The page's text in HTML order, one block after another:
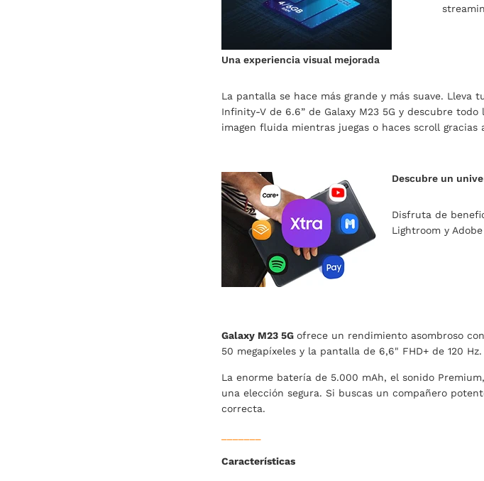
Una experiencia visual mejorada
La pantalla se hace más grande y más suave. Lleva
Infinity-V de 6.6” de Galaxy M23 5G y descubre
imagen fluida mientras juegas o haces scroll gracias
Descubre un
Disfruta de
Lightroom y
Galaxy M23 5G ofrece un rendimiento asombroso
50 megapíxeles y la pantalla de 6,6" FHD+ de 120
La enorme batería de 5.000 mAh, el sonido
una elección segura. Si buscas un compañero
correcta.
Características